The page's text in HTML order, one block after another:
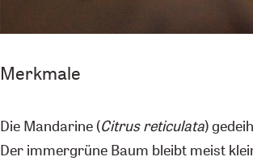
Merkmale
Die Mandarine (Citrus reticulata)
Der immergrüne Baum bleibt meist